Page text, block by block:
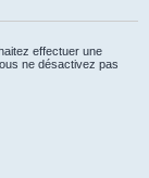
effectuer une
ne désactivez pas